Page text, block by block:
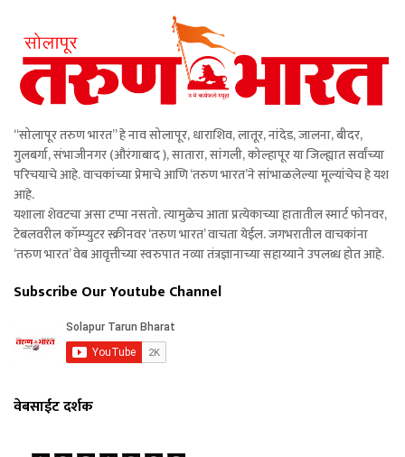
“सोलापूर तरुण भारत” हे नाव सोलापूर, धाराशिव, लातूर, नांदेड, जालना, बीदर,
गुलबर्गा, संभाजीनगर (औरंगाबाद ), सातारा, सांगली, कोल्हापूर या जिल्ह्यात सर्वांच्या
परिचयाचे आहे. वाचकांच्या प्रेमाचे आणि ‘तरुण भारत’ने सांभाळलेल्या मूल्यांचेच हे यश
आहे.
यशाला शेवटचा असा टप्पा नसतो. त्यामुळेच आता प्रत्येकाच्या हातातील स्मार्ट फोनवर,
टेबलवरील कॉम्प्युटर स्क्रीनवर ‘तरुण भारत’ वाचता येईल. जगभरातील वाचकांना
‘तरुण भारत’ वेब आवृत्तीच्या स्वरुपात नव्या तंत्रज्ञानाच्या सहाय्याने उपलब्ध होत आहे.
Subscribe Our Youtube Channel
वेबसाईट दर्शक